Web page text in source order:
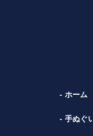
ホーム
手ぬぐ